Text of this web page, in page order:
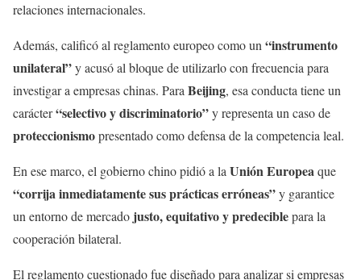
relaciones internacionales.
Además, calificó al reglamento europeo como un“instrumento
unilateral”y acusó al bloque de utilizarlo con frecuencia para
investigar a empresas chinas. ParaBeijing, esa conducta tiene un
carácter“selectivo y discriminatorio”y representa un caso de
proteccionismopresentado como defensa de la competencia leal.
En ese marco, el gobierno chino pidió a laUnión Europeaque
“corrija inmediatamente sus prácticas erróneas”y garantice
un entorno de mercado justo, equitativo y predeciblepara la
cooperación bilateral.
El reglamento cuestionado fue diseñado para analizar si empresas